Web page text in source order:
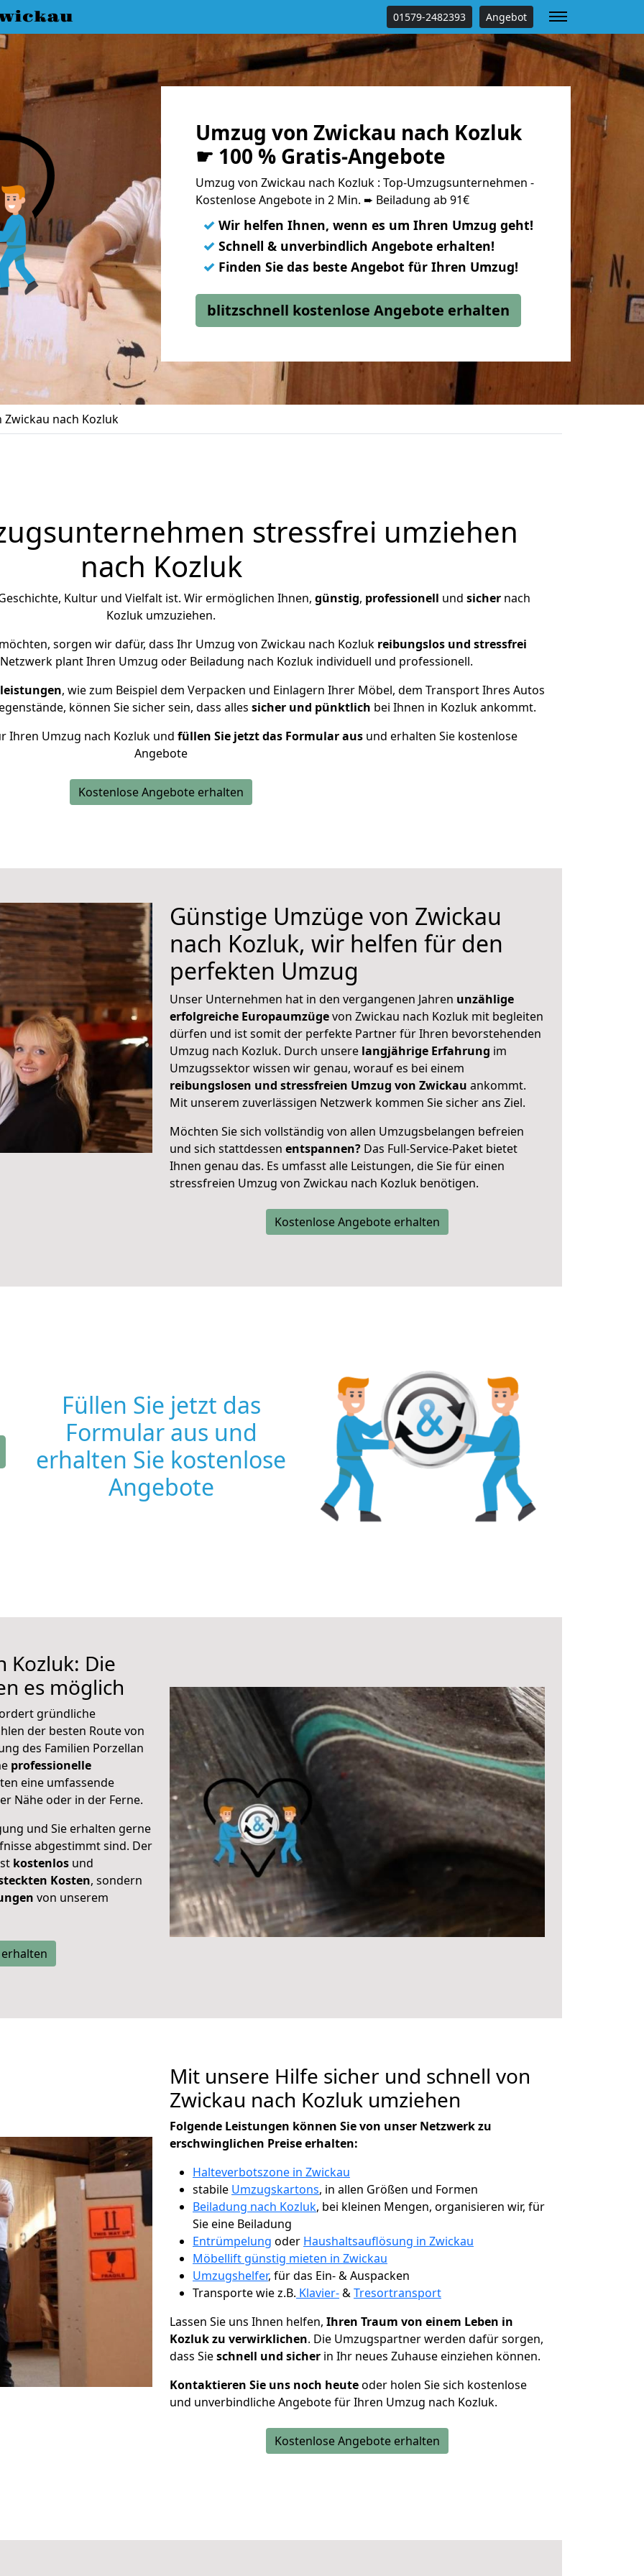
01579-2482393 Angebot
Umzug von Zwickau nach Kozluk
☛ 100 % Gratis-Angebote
Umzug von Zwickau nach Kozluk : Top-Umzugsunternehmen -
Kostenlose Angebote in 2 Min. ➨ Beiladung ab 91€
✓ Wir helfen Ihnen, wenn es um Ihren Umzug geht!
✓ Schnell & unverbindlich Angebote erhalten!
✓ Finden Sie das beste Angebot für Ihren Umzug!
blitzschnell kostenlose Angebote erhalten
Zwickau nach Kozluk
stressfrei umziehen
nach Kozluk
Kultur und Vielfalt ist. Wir ermöglichen Ihnen, günstig, professionell und sichernach
Kozluk umzuziehen.
sorgen wir dafür, dass Ihr Umzug von Zwickau nach Kozluk reibungslos und stressfrei
plant Ihren Umzug oder Beiladung nach Kozluk individuell und professionell.
, wie zum Beispiel dem Verpacken und Einlagern Ihrer Möbel, dem Transport Ihres Autos
können Sie sicher sein, dass alles sicher und pünktlich bei Ihnen in Kozluk ankommt.
Ihren Umzug nach Kozluk und füllen Sie jetzt das Formular ausund erhalten Sie kostenlose
Angebote
Kostenlose Angebote erhalten
Günstige Umzüge von Zwickau
nach Kozluk, wir helfen für den
perfekten Umzug
Unser Unternehmen hat in den vergangenen Jahren unzählige
erfolgreiche Europaumzügevon Zwickau nach Kozluk mit begleiten
dürfen und ist somit der perfekte Partner für Ihren bevorstehenden
Umzug nach Kozluk. Durch unsere langjährige Erfahrung im
Umzugssektor wissen wir genau, worauf es bei einem
reibungslosen und stressfreien Umzug von Zwickau ankommt.
Mit unserem zuverlässigen Netzwerk kommen Sie sicher ans Ziel.
Möchten Sie sich vollständig von allen Umzugsbelangen befreien
und sich stattdessen entspannen? Das Full-Service-Paket bietet
Ihnen genau das. Es umfasst alle Leistungen, die Sie für einen
stressfreien Umzug von Zwickau nach Kozluk benötigen.
Kostenlose Angebote erhalten
Füllen Sie jetzt das
Formular aus und
erhalten Sie kostenlose
Angebote
Kozluk: Die
es möglich
gründliche
der besten Route von
des Familien Porzellan
professionelle
eine umfassende
Nähe oder in der Ferne.
und Sie erhalten gerne
abgestimmt sind. Der
kostenlos und
Kosten, sondern
von unserem
Mit unsere Hilfe sicher und schnell von
Zwickau nach Kozluk umziehen
Folgende Leistungen können Sie von unser Netzwerk zu
erschwinglichen Preise erhalten:
Halteverbotszone in Zwickau
stabile Umzugskartons, in allen Größen und Formen
Beiladung nach Kozluk, bei kleinen Mengen, organisieren wir, für
Sie eine Beiladung
Entrümpelung oder Haushaltsauflösung in Zwickau
Möbellift günstig mieten in Zwickau
Umzugshelfer, für das Ein- & Auspacken
Transporte wie z.B. Klavier-&Tresortransport
Lassen Sie uns Ihnen helfen, Ihren Traum von einem Leben in
Kozluk zu verwirklichen. Die Umzugspartner werden dafür sorgen,
dass Sieschnell und sicher in Ihr neues Zuhause einziehen können.
Kontaktieren Sie uns noch heuteoder holen Sie sich kostenlose
und unverbindliche Angebote für Ihren Umzug nach Kozluk.
Kostenlose Angebote erhalten